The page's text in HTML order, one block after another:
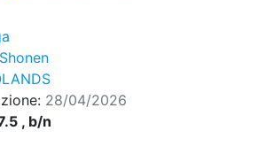
Shonen
28/04/2026
, b/n